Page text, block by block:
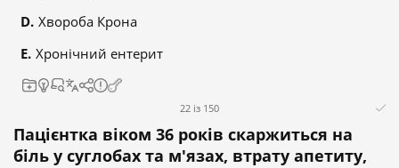
Хвороба Крона
Хронічний ентерит
22 із 150
Пацієнтка віком 36 років скаржиться на
біль у суглобах та м'язах, втрату апетиту,